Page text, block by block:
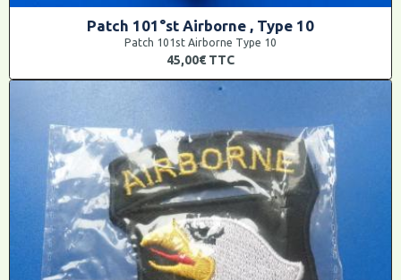
Patch 101°st Airborne , Type 10
Patch 101st Airborne Type 10
45,00€ TTC